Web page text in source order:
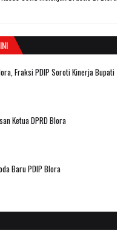
Fraksi PDIP Soroti Kinerja Bupati
Ketua DPRD Blora
Baru PDIP Blora